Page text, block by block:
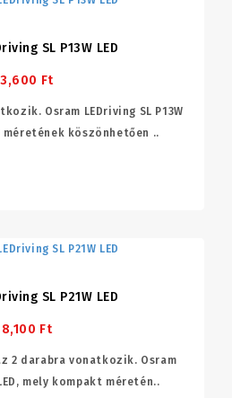
SL P13W LED
3,600 Ft
Osram LEDriving SL P13W
méretének köszönhetően ..
SL P21W LED
8,100 Ft
2 darabra vonatkozik. Osram
mely kompakt méretén..